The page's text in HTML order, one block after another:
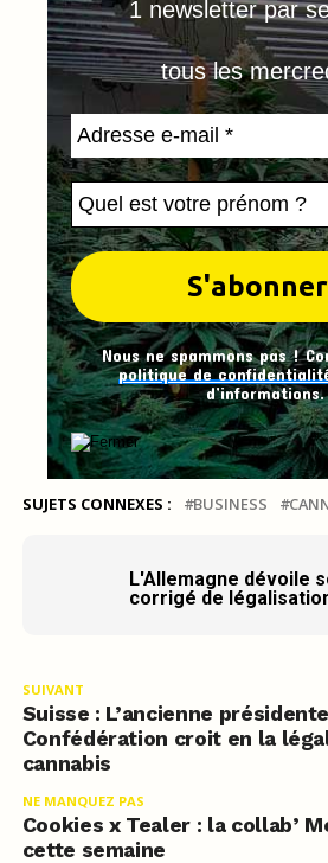
1 newsletter par
tous les
Nous ne spammons pas !
politique de
d’informations.
SUJETS CONNEXES : BUSINESS
L'Allemagne dévoile
corrigé de
SUIVANT
Suisse : L’ancienne
Confédération croit en la
cannabis
NE MANQUEZ PAS
Cookies x Tealer : la collab’
cette semaine